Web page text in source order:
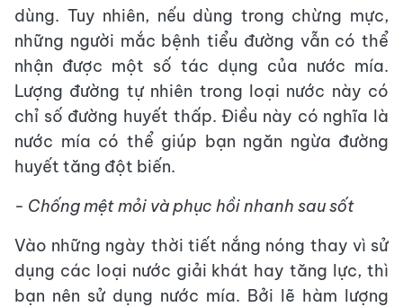
dùng. Tuy nhiên, nếu dùng trong chừng mực,
những người mắc bệnh tiểu đường vẫn có thể
nhận được một số tác dụng của nước mía.
Lượng đường tự nhiên trong loại nước này có
chỉ số đường huyết thấp. Điều này có nghĩa là
nước mía có thể giúp bạn ngăn ngừa đường
huyết tăng đột biến.
- Chống mệt mỏi và phục hồi nhanh sau sốt
Vào những ngày thời tiết nắng nóng thay vì sử
dụng các loại nước giải khát hay tăng lực, thì
bạn nên sử dụng nước mía. Bởi lẽ hàm lượng